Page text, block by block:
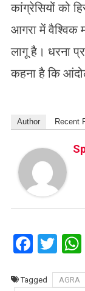
कांग्रेसियों को
आगरा में वैश्विक
लागू है। धरना
कहना है कि
Author Recent
Tagged AGRA